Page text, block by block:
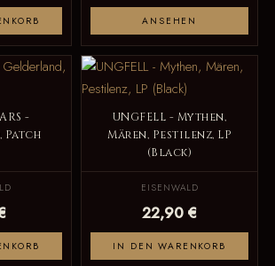
ANSEHEN
-
Patch
UNGFELL - Mythen,
Mären, Pestilenz, LP
(Black)
EISENWALD
22,90 €
IN DEN WARENKORB